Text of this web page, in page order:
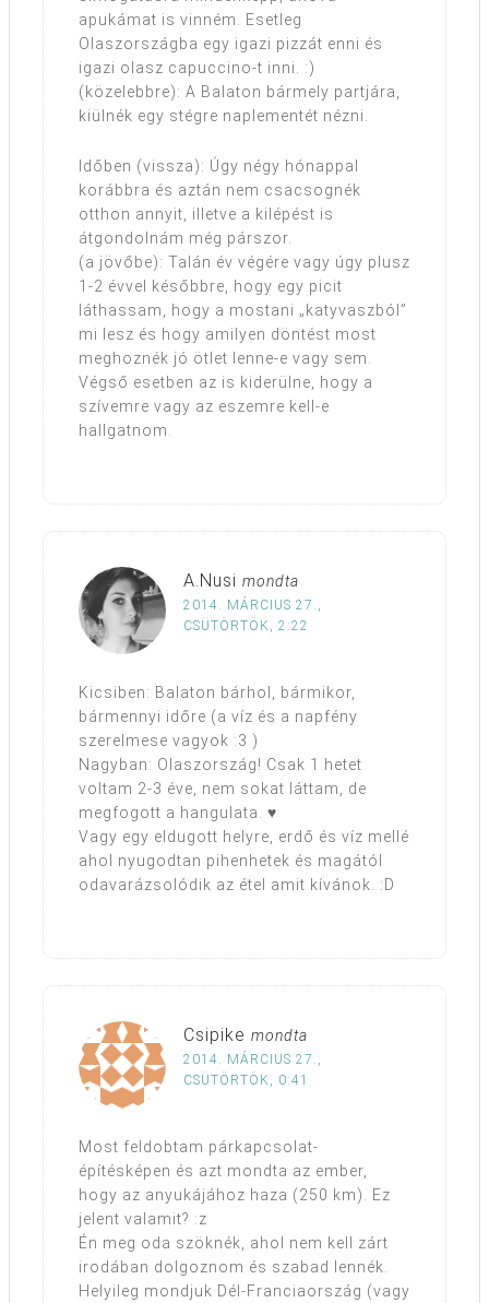
apukámat is vinném. Esetleg
Olaszországba egy igazi pizzát enni és
igazi olasz capuccino-t inni. :)
(közelebbre): A Balaton bármely partjára,
kiülnék egy stégre naplementét nézni.
Időben (vissza): Úgy négy hónappal
korábbra és aztán nem csacsognék
otthon annyit, illetve a kilépést is
átgondolnám még párszor.
(a jövőbe): Talán év végére vagy úgy plusz
1-2 évvel későbbre, hogy egy picit
láthassam, hogy a mostani „katyvaszból”
mi lesz és hogy amilyen döntést most
meghoznék jó ötlet lenne-e vagy sem.
Végső esetben az is kiderülne, hogy a
szívemre vagy az eszemre kell-e
hallgatnom.
A.Nusi mondta
2014. MÁRCIUS 27.,
CSÜTÖRTÖK, 2:22
Kicsiben: Balaton bárhol, bármikor,
bármennyi időre (a víz és a napfény
szerelmese vagyok :3 )
Nagyban: Olaszország! Csak 1 hetet
voltam 2-3 éve, nem sokat láttam, de
megfogott a hangulata. ♥
Vagy egy eldugott helyre, erdő és víz mellé
ahol nyugodtan pihenhetek és magától
odavarázsolódik az étel amit kívánok. :D
Csipike mondta
2014. MÁRCIUS 27.,
CSÜTÖRTÖK, 0:41
Most feldobtam párkapcsolat-
építésképen és azt mondta az ember,
hogy az anyukájához haza (250 km). Ez
jelent valamit? :z
Én meg oda szöknék, ahol nem kell zárt
irodában dolgoznom és szabad lennék.
Helyileg mondjuk Dél-Franciaország (vagy